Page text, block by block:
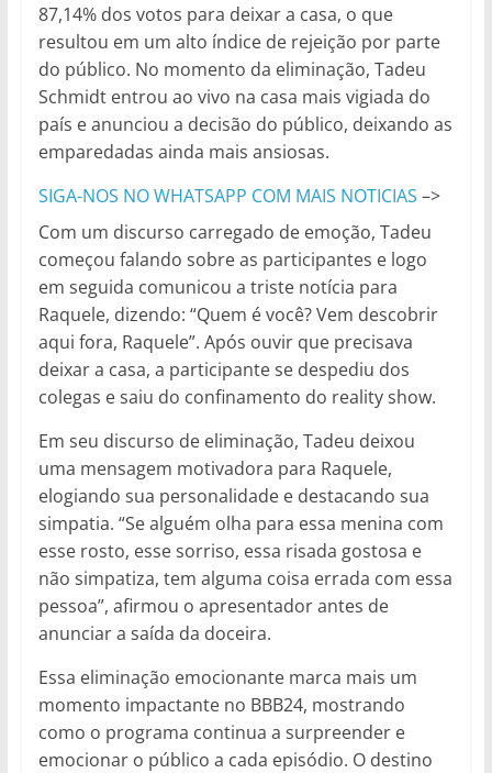
87,14% dos votos para deixar a casa, o que
resultou em um alto índice de rejeição por parte
do público. No momento da eliminação, Tadeu
Schmidt entrou ao vivo na casa mais vigiada do
país e anunciou a decisão do público, deixando as
emparedadas ainda mais ansiosas.
SIGA-NOS NO WHATSAPP COM MAIS NOTICIAS –>
Com um discurso carregado de emoção, Tadeu
começou falando sobre as participantes e logo
em seguida comunicou a triste notícia para
Raquele, dizendo: “Quem é você? Vem descobrir
aqui fora, Raquele”. Após ouvir que precisava
deixar a casa, a participante se despediu dos
colegas e saiu do confinamento do reality show.
Em seu discurso de eliminação, Tadeu deixou
uma mensagem motivadora para Raquele,
elogiando sua personalidade e destacando sua
simpatia. “Se alguém olha para essa menina com
esse rosto, esse sorriso, essa risada gostosa e
não simpatiza, tem alguma coisa errada com essa
pessoa”, afirmou o apresentador antes de
anunciar a saída da doceira.
Essa eliminação emocionante marca mais um
momento impactante no BBB24, mostrando
como o programa continua a surpreender e
emocionar o público a cada episódio. O destino